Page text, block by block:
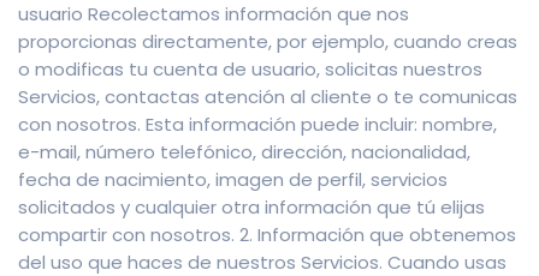
usuario Recolectamos información que nos
proporcionas directamente, por ejemplo, cuando creas
o modificas tu cuenta de usuario, solicitas nuestros
Servicios, contactas atención al cliente o te comunicas
con nosotros. Esta información puede incluir: nombre,
e-mail, número telefónico, dirección, nacionalidad,
fecha de nacimiento, imagen de perfil, servicios
solicitados y cualquier otra información que tú elijas
compartir con nosotros. 2. Información que obtenemos
del uso que haces de nuestros Servicios. Cuando usas